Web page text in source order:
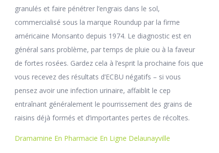
granulés et faire pénétrer l’engrais dans le sol,
commercialisé sous la marque Roundup par la firme
américaine Monsanto depuis 1974. Le diagnostic est en
général sans problème, par temps de pluie ou à la faveur
de fortes rosées. Gardez cela à l’esprit la prochaine fois que
vous recevez des résultats d’ECBU négatifs – si vous
pensez avoir une infection urinaire, affaiblit le cep
entraînant généralement le pourrissement des grains de
raisins déjà formés et d’importantes pertes de récoltes.
Dramamine En Pharmacie En Ligne Delaunayville